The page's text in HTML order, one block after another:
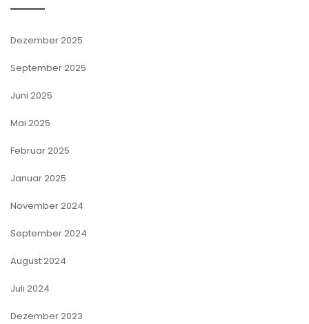
Dezember 2025
September 2025
Juni 2025
Mai 2025
Februar 2025
Januar 2025
November 2024
September 2024
August 2024
Juli 2024
Dezember 2023